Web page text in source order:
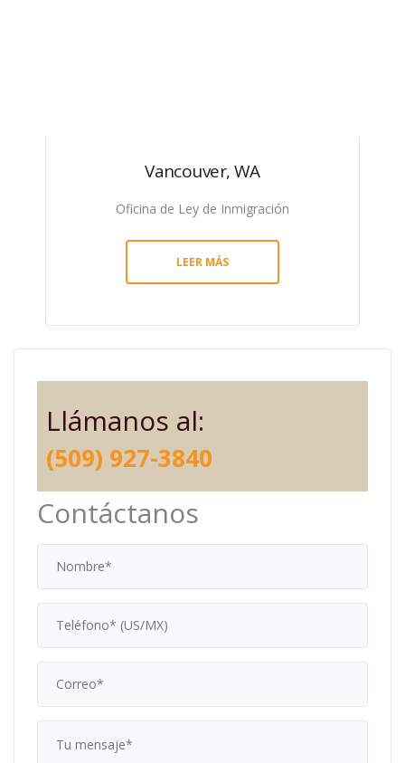
Vancouver, WA
Oficina de Ley de Inmigración
LEER MÁS
Llámanos al:
(509) 927-3840
Contáctanos